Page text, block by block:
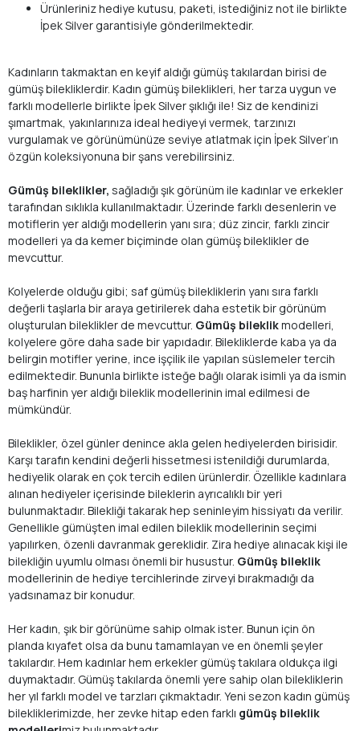
Ürünleriniz hediye kutusu, paketi, istediğiniz not ile birlikte
İpek Silver garantisiyle gönderilmektedir.
Kadınların takmaktan en keyif aldığı gümüş takılardan birisi de
gümüş bilekliklerdir. Kadın gümüş bileklikleri, her tarza uygun ve
farklı modellerle birlikte İpek Silver şıklığı ile! Siz de kendinizi
şımartmak, yakınlarınıza ideal hediyeyi vermek, tarzınızı
vurgulamak ve görünümünüze seviye atlatmak için İpek Silver’ın
özgün koleksiyonuna bir şans verebilirsiniz.
Gümüş bileklikler, sağladığı şık görünüm ile kadınlar ve erkekler
tarafından sıklıkla kullanılmaktadır. Üzerinde farklı desenlerin ve
motiflerin yer aldığı modellerin yanı sıra; düz zincir, farklı zincir
modelleri ya da kemer biçiminde olan gümüş bileklikler de
mevcuttur.
Kolyelerde olduğu gibi; saf gümüş bilekliklerin yanı sıra farklı
değerli taşlarla bir araya getirilerek daha estetik bir görünüm
oluşturulan bileklikler de mevcuttur. Gümüş bileklikmodelleri,
kolyelere göre daha sade bir yapıdadır. Bilekliklerde kaba ya da
belirgin motifler yerine, ince işçilik ile yapılan süslemeler tercih
edilmektedir. Bununla birlikte isteğe bağlı olarak isimli ya da ismin
baş harfinin yer aldığı bileklik modellerinin imal edilmesi de
mümkündür.
Bileklikler, özel günler denince akla gelen hediyelerden birisidir.
Karşı tarafın kendini değerli hissetmesi istenildiği durumlarda,
hediyelik olarak en çok tercih edilen ürünlerdir. Özellikle kadınlara
alınan hediyeler içerisinde bileklerin ayrıcalıklı bir yeri
bulunmaktadır. Bilekliği takarak hep seninleyim hissiyatı da verilir.
Genellikle gümüşten imal edilen bileklik modellerinin seçimi
yapılırken, özenli davranmak gereklidir. Zira hediye alınacak kişi ile
bilekliğin uyumlu olması önemli bir husustur. Gümüş bileklik
modellerinin de hediye tercihlerinde zirveyi bırakmadığı da
yadsınamaz bir konudur.
Her kadın, şık bir görünüme sahip olmak ister. Bunun için ön
planda kıyafet olsa da bunu tamamlayan ve en önemli şeyler
takılardır. Hem kadınlar hem erkekler gümüş takılara oldukça ilgi
duymaktadır. Gümüş takılarda önemli yere sahip olan bilekliklerin
her yıl farklı model ve tarzları çıkmaktadır. Yeni sezon kadın gümüş
bilekliklerimizde, her zevke hitap eden farklı gümüş bileklik